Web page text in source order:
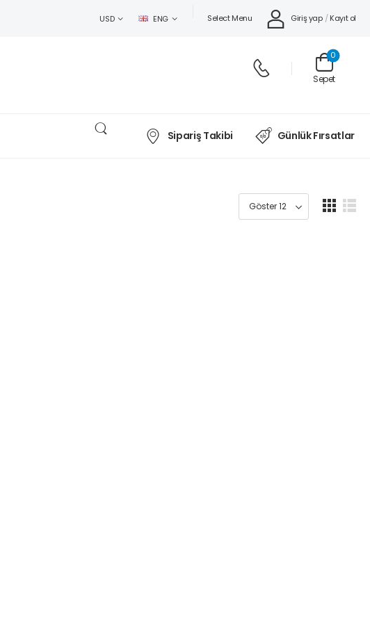
USD ENG Select Menu Giriş yap / Kayıt ol
Sepet
0
Sipariş Takibi Günlük Fırsatlar